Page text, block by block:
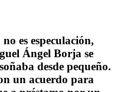
es especulación,
Ángel Borja se
desde pequeño.
un acuerdo para